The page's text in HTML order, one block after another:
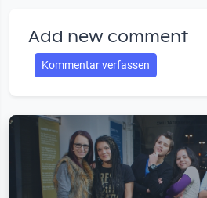
Add new comment
Kommentar verfassen